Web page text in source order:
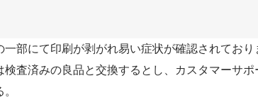
部にて印刷が剥がれ易い症状が確認されており
査済みの良品と交換するとし、カスタマーサポ